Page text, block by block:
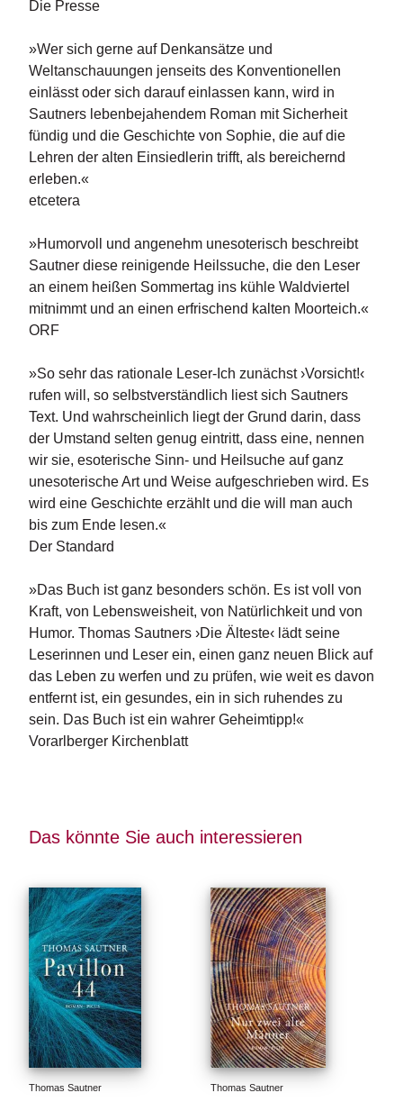
Die Presse
»Wer sich gerne auf Denkansätze und
Weltanschauungen jenseits des Konventionellen
einlässt oder sich darauf einlassen kann, wird in
Sautners lebenbejahendem Roman mit Sicherheit
fündig und die Geschichte von Sophie, die auf die
Lehren der alten Einsiedlerin trifft, als bereichernd
erleben.«
etcetera
»Humorvoll und angenehm unesoterisch beschreibt
Sautner diese reinigende Heilssuche, die den Leser
an einem heißen Sommertag ins kühle Waldviertel
mitnimmt und an einen erfrischend kalten Moorteich.«
ORF
»So sehr das rationale Leser-Ich zunächst ›Vorsicht!‹
rufen will, so selbstverständlich liest sich Sautners
Text. Und wahrscheinlich liegt der Grund darin, dass
der Umstand selten genug eintritt, dass eine, nennen
wir sie, esoterische Sinn- und Heilsuche auf ganz
unesoterische Art und Weise aufgeschrieben wird. Es
wird eine Geschichte erzählt und die will man auch
bis zum Ende lesen.«
Der Standard
»Das Buch ist ganz besonders schön. Es ist voll von
Kraft, von Lebensweisheit, von Natürlichkeit und von
Humor. Thomas Sautners ›Die Älteste‹ lädt seine
Leserinnen und Leser ein, einen ganz neuen Blick auf
das Leben zu werfen und zu prüfen, wie weit es davon
entfernt ist, ein gesundes, ein in sich ruhendes zu
sein. Das Buch ist ein wahrer Geheimtipp!«
Vorarlberger Kirchenblatt
Das könnte Sie auch interessieren
Thomas Sautner Thomas Sautner